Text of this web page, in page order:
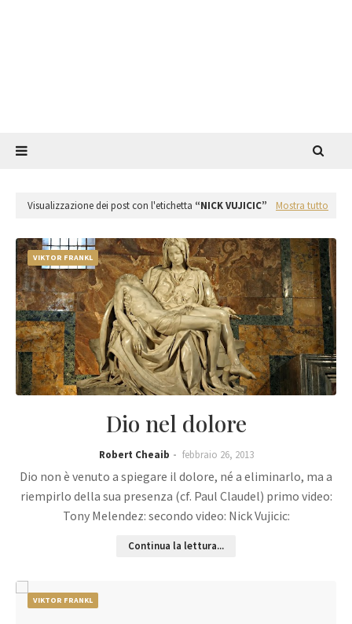
Visualizzazione dei post con l'etichetta NICK VUJICIC Mostra tutto
VIKTOR FRANKL
Dio nel dolore
Robert Cheaib febbraio 26, 2013
Dio non è venuto a spiegare il dolore, né a eliminarlo, ma a
riempirlo della sua presenza (cf. Paul Claudel) primo video:
Tony Melendez: secondo video: Nick Vujicic:
Continua la lettura...
VIKTOR FRANKL